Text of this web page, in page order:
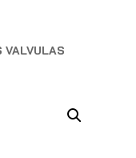
VALVULAS